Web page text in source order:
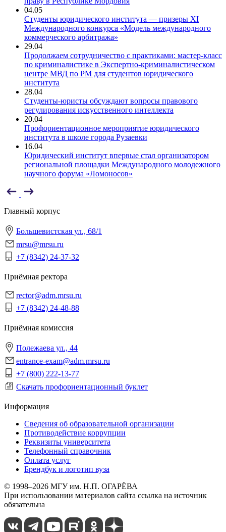
04.05
Студенты юридического института — призеры XI
Международного конкурса «Модель международного
коммерческого арбитража»
29.04
Продолжаем сотрудничество с практиками: мастер-класс
по криминалистике в Экспертно-криминалистическом
центре МВД по РМ для студентов юридического
института
28.04
Студенты-юристы обсуждают вопросы правового
регулирования искусственного интеллекта
20.04
Профориентационное мероприятие юридического
института в школе города Рузаевки
16.04
Юридический институт впервые стал организатором
региональной площадки Международного молодежного
научного форума «Ломоносов»
Главный корпус
Большевистская ул., 68/1
mrsu@mrsu.ru
+7 (8342) 24-37-32
Приёмная ректора
rector@adm.mrsu.ru
+7 (8342) 24-48-88
Приёмная комиссия
Полежаева ул., 44
entrance-exam@adm.mrsu.ru
+7 (800) 222-13-77
Скачать профориентационный буклет
Информация
Сведения об образовательной организации
Противодействие коррупции
Реквизиты университета
Телефонный справочник
Оплата услуг
Брендбук и логотип вуза
© 1998–2026 МГУ им. Н.П. ОГАРЁВА
При использовании материалов сайта ссылка на источник
обязательна